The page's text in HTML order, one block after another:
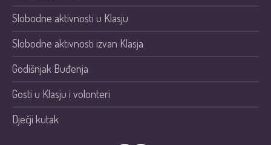
Slobodne aktivnosti u Klasju
Slobodne aktivnosti izvan Klasja
Godišnjak Buđenja
Gosti u Klasju i volonteri
Dječji kutak